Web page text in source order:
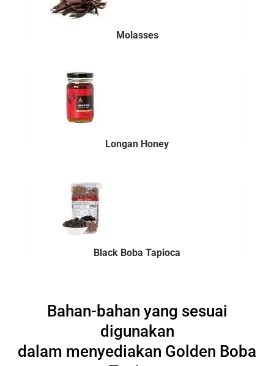
Molasses
Longan Honey
Black Boba Tapioca
Bahan-bahan yang sesuai
digunakan
dalam menyediakan Golden Boba